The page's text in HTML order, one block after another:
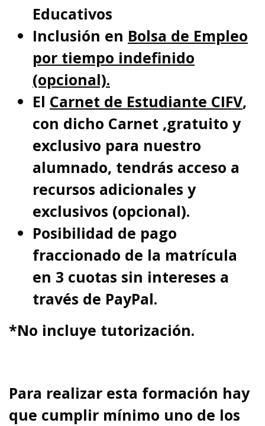
Educativos
Inclusión en Bolsa de Empleo
por tiempo indefinido
(opcional).
El Carnet de Estudiante CIFV,
con dicho Carnet ,gratuito y
exclusivo para nuestro
alumnado, tendrás acceso a
recursos adicionales y
exclusivos (opcional).
Posibilidad de pago
fraccionado de la matrícula
en 3 cuotas sin intereses a
través de PayPal.
*No incluye tutorización.
Para realizar esta formación hay
que cumplir mínimo uno de los